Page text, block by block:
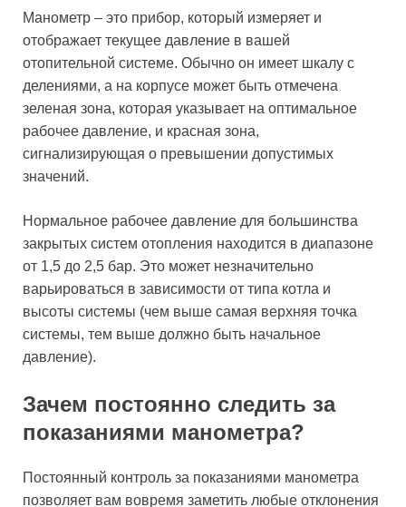
Манометр – это прибор, который измеряет и
отображает текущее давление в вашей
отопительной системе. Обычно он имеет шкалу с
делениями, а на корпусе может быть отмечена
зеленая зона, которая указывает на оптимальное
рабочее давление, и красная зона,
сигнализирующая о превышении допустимых
значений.
Нормальное рабочее давление для большинства
закрытых систем отопления находится в диапазоне
от 1,5 до 2,5 бар. Это может незначительно
варьироваться в зависимости от типа котла и
высоты системы (чем выше самая верхняя точка
системы, тем выше должно быть начальное
давление).
Зачем постоянно следить за
показаниями манометра?
Постоянный контроль за показаниями манометра
позволяет вам вовремя заметить любые отклонения